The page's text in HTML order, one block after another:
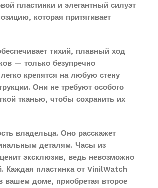
пластинки и элегантный силуэт
которая притягивает
тихий, плавный ход
— только безупречно
крепятся на любую стену
Они не требуют особого
тканью, чтобы сохранить их
владельца. Оно расскажет
деталям. Часы из
эксклюзив, ведь невозможно
Каждая пластинка от VinilWatch
вашем доме, приобретая второе